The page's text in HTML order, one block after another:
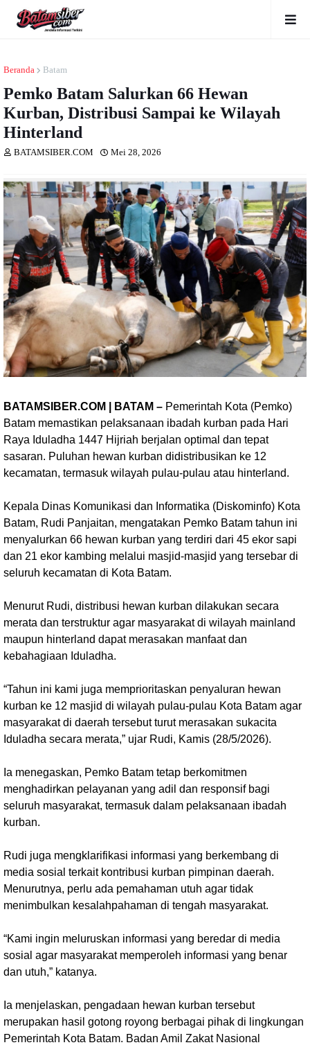
Beranda Batam
Pemko Batam Salurkan 66 Hewan
Kurban, Distribusi Sampai ke Wilayah
Hinterland
BATAMSIBER.COM Mei 28, 2026
BATAMSIBER.COM | BATAM – Pemerintah Kota (Pemko)
Batam memastikan pelaksanaan ibadah kurban pada Hari
Raya Iduladha 1447 Hijriah berjalan optimal dan tepat
sasaran. Puluhan hewan kurban didistribusikan ke 12
kecamatan, termasuk wilayah pulau-pulau atau hinterland.
Kepala Dinas Komunikasi dan Informatika (Diskominfo) Kota
Batam, Rudi Panjaitan, mengatakan Pemko Batam tahun ini
menyalurkan 66 hewan kurban yang terdiri dari 45 ekor sapi
dan 21 ekor kambing melalui masjid-masjid yang tersebar di
seluruh kecamatan di Kota Batam.
Menurut Rudi, distribusi hewan kurban dilakukan secara
merata dan terstruktur agar masyarakat di wilayah mainland
maupun hinterland dapat merasakan manfaat dan
kebahagiaan Iduladha.
“Tahun ini kami juga memprioritaskan penyaluran hewan
kurban ke 12 masjid di wilayah pulau-pulau Kota Batam agar
masyarakat di daerah tersebut turut merasakan sukacita
Iduladha secara merata,” ujar Rudi, Kamis (28/5/2026).
Ia menegaskan, Pemko Batam tetap berkomitmen
menghadirkan pelayanan yang adil dan responsif bagi
seluruh masyarakat, termasuk dalam pelaksanaan ibadah
kurban.
Rudi juga mengklarifikasi informasi yang berkembang di
media sosial terkait kontribusi kurban pimpinan daerah.
Menurutnya, perlu ada pemahaman utuh agar tidak
menimbulkan kesalahpahaman di tengah masyarakat.
“Kami ingin meluruskan informasi yang beredar di media
sosial agar masyarakat memperoleh informasi yang benar
dan utuh,” katanya.
Ia menjelaskan, pengadaan hewan kurban tersebut
merupakan hasil gotong royong berbagai pihak di lingkungan
Pemerintah Kota Batam. Badan Amil Zakat Nasional